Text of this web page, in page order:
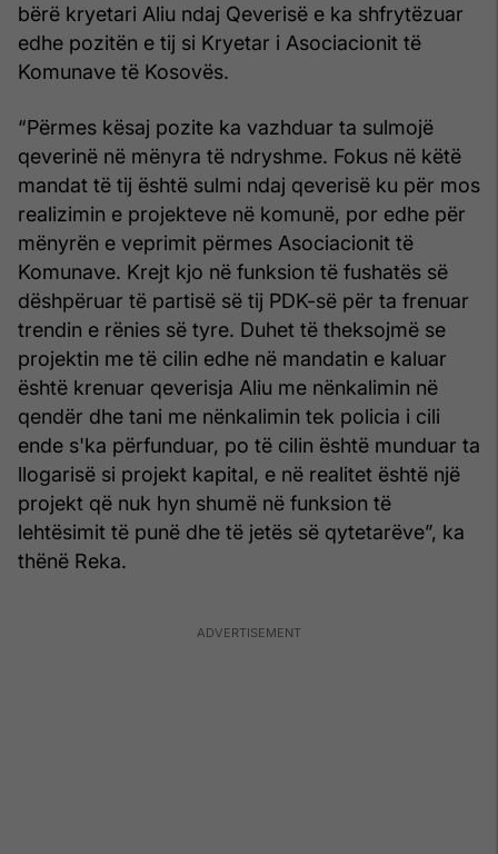
bërë kryetari Aliu ndaj Qeverisë e ka shfrytëzuar
edhe pozitën e tij si Kryetar i Asociacionit të
Komunave të Kosovës.
“Përmes kësaj pozite ka vazhduar ta sulmojë
qeverinë në mënyra të ndryshme. Fokus në këtë
mandat të tij është sulmi ndaj qeverisë ku për mos
realizimin e projekteve në komunë, por edhe për
mënyrën e veprimit përmes Asociacionit të
Komunave. Krejt kjo në funksion të fushatës së
dëshpëruar të partisë së tij PDK-së për ta frenuar
trendin e rënies së tyre. Duhet të theksojmë se
projektin me të cilin edhe në mandatin e kaluar
është krenuar qeverisja Aliu me nënkalimin në
qendër dhe tani me nënkalimin tek policia i cili
ende s'ka përfunduar, po të cilin është munduar ta
llogarisë si projekt kapital, e në realitet është një
projekt që nuk hyn shumë në funksion të
lehtësimit të punë dhe të jetës së qytetarëve”, ka
thënë Reka.